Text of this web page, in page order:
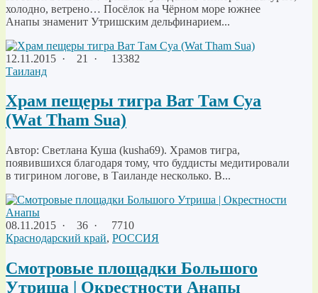
холодно, ветрено… Посёлок на Чёрном море южнее
Анапы знаменит Утришским дельфинарием...
12.11.2015 · 21 ·
13382
Таиланд
Храм пещеры тигра Ват Там Суа
(Wat Tham Sua)
Автор: Светлана Куша (kusha69). Храмов тигра,
появившихся благодаря тому, что буддисты медитировали
в тигрином логове, в Таиланде несколько. В...
08.11.2015 · 36 ·
7710
Краснодарский край, РОССИЯ
Смотровые площадки Большого
Утриша | Окрестности Анапы